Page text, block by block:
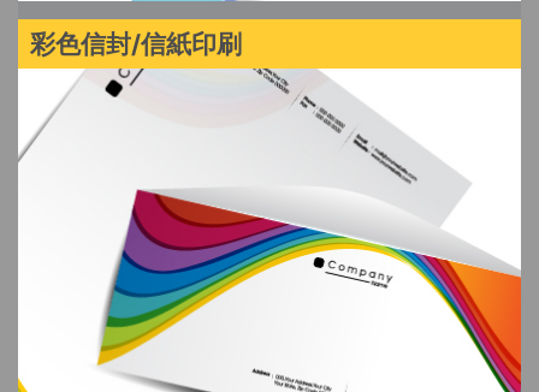
彩色信封/信紙印刷